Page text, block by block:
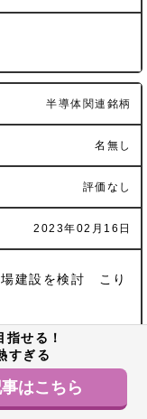
半導体関連銘柄
名無し
評価なし
2023年02月16日
建設を検討 こり
半導体関連銘柄
名無し
せる！
すぎる
はこちら